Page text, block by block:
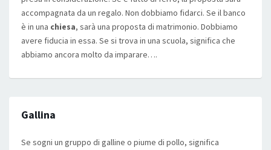
accompagnata da un regalo. Non dobbiamo fidarci. Se il banco
è in una chiesa, sarà una proposta di matrimonio. Dobbiamo
avere fiducia in essa. Se si trova in una scuola, significa che
abbiamo ancora molto da imparare….
Gallina
Se sogni un gruppo di galline o piume di pollo, significa